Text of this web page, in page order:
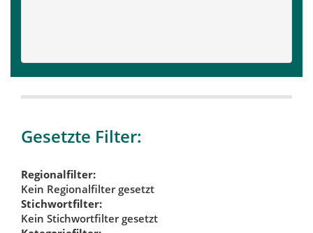
Gesetzte Filter:
Regionalfilter:
Kein Regionalfilter gesetzt
Stichwortfilter:
Kein Stichwortfilter gesetzt